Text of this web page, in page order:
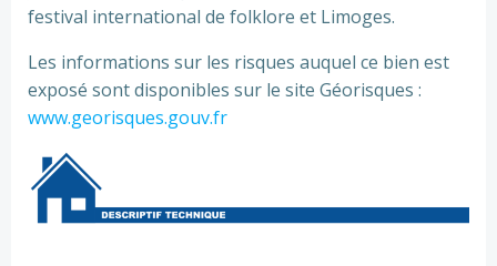
festival international de folklore et Limoges.
Les informations sur les risques auquel ce bien est
exposé sont disponibles sur le site Géorisques :
www.georisques.gouv.fr